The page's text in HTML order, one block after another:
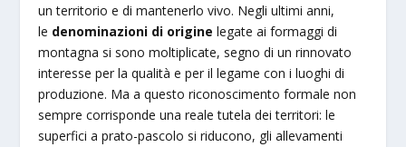
un territorio e di mantenerlo vivo. Negli ultimi anni,
le denominazioni di origine legate ai formaggi di
montagna si sono moltiplicate, segno di un rinnovato
interesse per la qualità e per il legame con i luoghi di
produzione. Ma a questo riconoscimento formale non
sempre corrisponde una reale tutela dei territori: le
superfici a prato-pascolo si riducono, gli allevamenti